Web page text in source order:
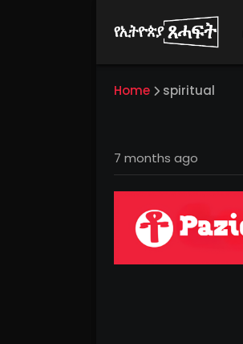
Home spiritual
7 months ago